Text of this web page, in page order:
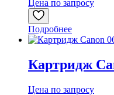
Цена по запросу
Подробнее
Картридж
Цена по запросу